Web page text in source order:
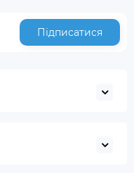
Підписатися